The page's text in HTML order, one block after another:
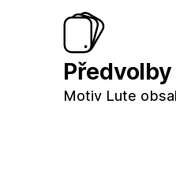
Předvolby
Motiv Lute